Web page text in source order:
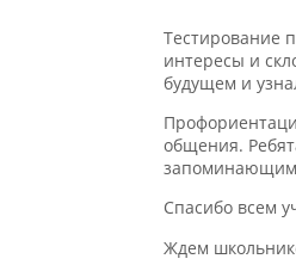
интересы и
будущем и
общения.
Спасибо всем
Ждем